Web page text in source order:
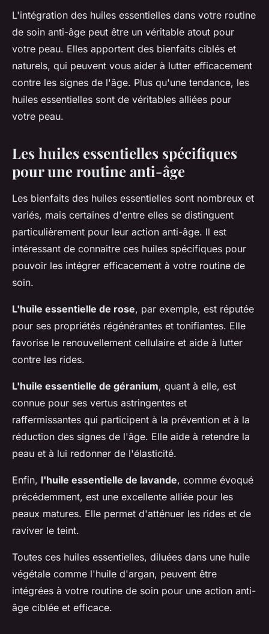
L'intégration des huiles essentielles dans votre routine
de soin anti-âge peut être un véritable atout pour
votre peau. Elles apportent des bienfaits ciblés et
naturels, qui peuvent vous aider à lutter efficacement
contre les signes de l'âge. Plus qu'une tendance, les
huiles essentielles sont de véritables alliées pour
votre peau.
Les huiles essentielles spécifiques
pour une routine anti-âge
Les bienfaits des huiles essentielles sont nombreux et
variés, mais certaines d'entre elles se distinguent
particulièrement pour leur action anti-âge. Il est
intéressant de connaitre ces huiles spécifiques pour
pouvoir les intégrer efficacement à votre routine de
soin.
L'huile essentielle de rose, par exemple, est réputée
pour ses propriétés régénérantes et tonifiantes. Elle
favorise le renouvellement cellulaire et aide à lutter
contre les rides.
L'huile essentielle de géranium, quant à elle, est
connue pour ses vertus astringentes et
raffermissantes qui participent à la prévention et à la
réduction des signes de l'âge. Elle aide à retendre la
peau et à lui redonner de l'élasticité.
Enfin, l'huile essentielle de lavande, comme évoqué
précédemment, est une excellente alliée pour les
peaux matures. Elle permet d'atténuer les rides et de
raviver le teint.
Toutes ces huiles essentielles, diluées dans une huile
végétale comme l'huile d'argan, peuvent être
intégrées à votre routine de soin pour une action anti-
âge ciblée et efficace.